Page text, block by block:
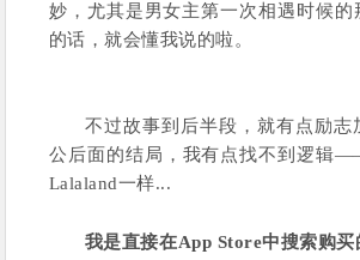
妙，尤其是男女主第一次相遇时候的
的话，就会懂我说的啦。
不过故事到后半段，就有点励志
公后面的结局，我有点找不到逻辑
Lalaland一样...
我是直接在App Store中搜索购买